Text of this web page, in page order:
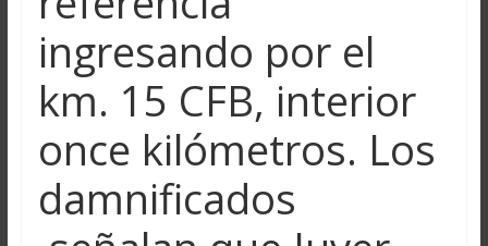
ingresando por el
km. 15 CFB, interior
once kilómetros. Los
damnificados